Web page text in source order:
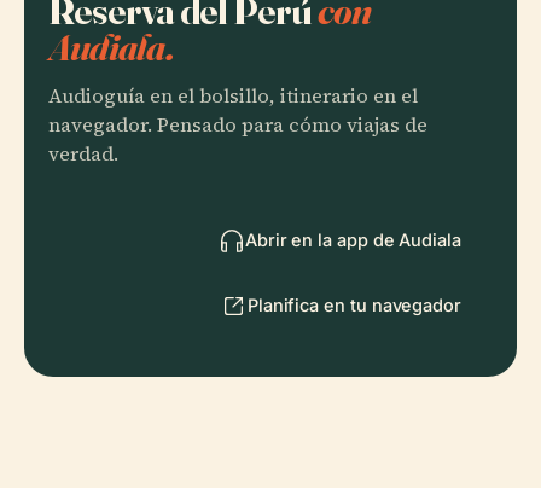
Reserva del Perúcon
Audiala.
Audioguía en el bolsillo, itinerario en el
navegador. Pensado para cómo viajas de
verdad.
Abrir en la app de Audiala
Planifica en tu navegador